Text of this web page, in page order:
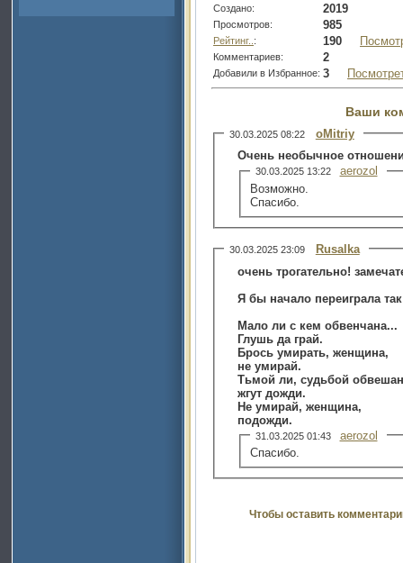
Создано: 2019
Просмотров: 985
Рейтинг.. : 190
Комментариев: 2
Добавили в Избранное: 3
Ваши
30.03.2025 08:22
oMitriy
Очень необычное
30.03.2025 13:22
aerozol
Возможно.
Спасибо.
30.03.2025 23:09
Rusalka
очень трогательно!
Я бы начало переиграла
Мало ли с кем обвенчана...
Глушь да грай.
Брось умирать, женщина,
не умирай.
Тьмой ли, судьбой
жгут дожди.
Не умирай, женщина,
подожди.
31.03.2025 01:43
aerozol
Спасибо.
Чтобы оставить